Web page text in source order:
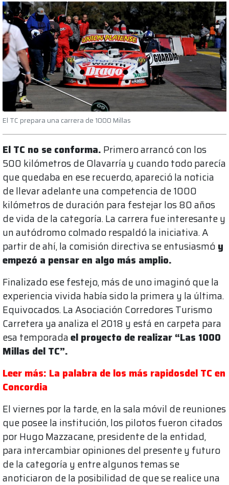
El TC prepara una carrera de 1000 Millas
El TC no se conforma. Primero arrancó con los
500 kilómetros de Olavarría y cuando todo parecía
que quedaba en ese recuerdo, apareció la noticia
de llevar adelante una competencia de 1000
kilómetros de duración para festejar los 80 años
de vida de la categoría. La carrera fue interesante y
un autódromo colmado respaldó la iniciativa. A
partir de ahí, la comisión directiva se entusiasmó y
empezó a pensar en algo más amplio.
Finalizado ese festejo, más de uno imaginó que la
experiencia vivida había sido la primera y la última.
Equivocados. La Asociación Corredores Turismo
Carretera ya analiza el 2018 y está en carpeta para
esa temporadael proyecto de realizar “Las 1000
Millas del TC”.
Leer más: La palabra de los más rapidosdel TC en
Concordia
El viernes por la tarde, en la sala móvil de reuniones
que posee la institución, los pilotos fueron citados
por Hugo Mazzacane, presidente de la entidad,
para intercambiar opiniones del presente y futuro
de la categoría y entre algunos temas se
anoticiaron de la posibilidad de que se realice una